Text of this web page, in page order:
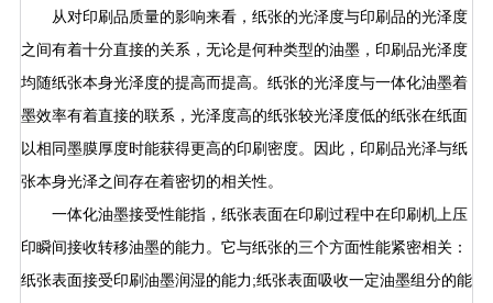
从对印刷品质量的影响来看，纸张的光泽度与印刷品的光泽度
之间有着十分直接的关系，无论是何种类型的油墨，印刷品光泽度
均随纸张本身光泽度的提高而提高。纸张的光泽度与一体化油墨着
墨效率有着直接的联系，光泽度高的纸张较光泽度低的纸张在纸面
以相同墨膜厚度时能获得更高的印刷密度。因此，印刷品光泽与纸
张本身光泽之间存在着密切的相关性。
一体化油墨接受性能指，纸张表面在印刷过程中在印刷机上压
印瞬间接收转移油墨的能力。它与纸张的三个方面性能紧密相关：
纸张表面接受印刷油墨润湿的能力;纸张表面吸收一定油墨组分的能